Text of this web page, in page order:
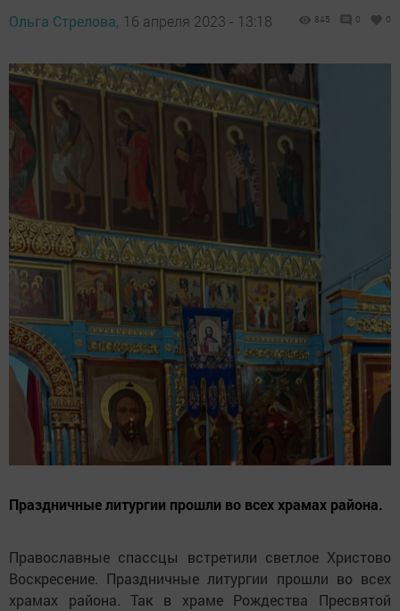
Ольга Стрелова, 16 апреля 2023 - 13:18 845 0 0
Праздничные литургии прошли во всех храмах района.
Православные спассцы встретили светлое Христово
Воскресение. Праздничные литургии прошли во всех
храмах района. Так в храме Рождества Пресвятой